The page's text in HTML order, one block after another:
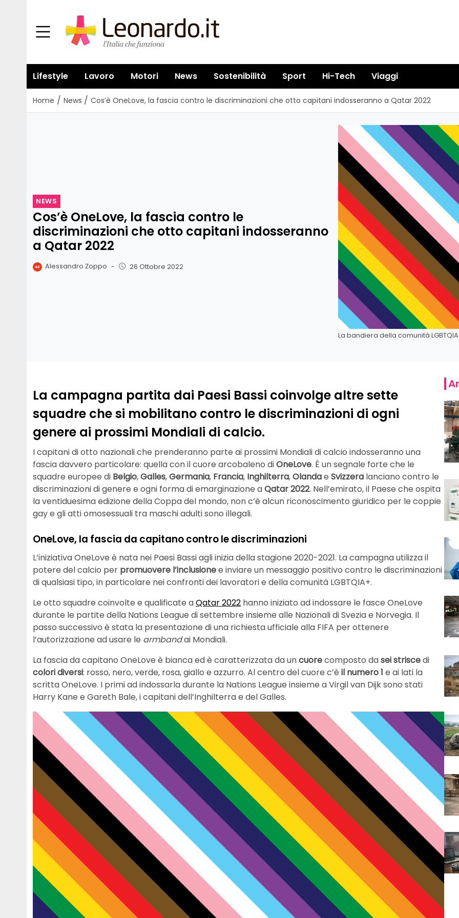
Lifestyle Lavoro Motori News Sostenibilità Sport Hi-Tech Viaggi
Home / News / Cos’è OneLove, la fascia contro le discriminazioni che otto capitani indosseranno a Qatar 2022
NEWS
Cos’è OneLove, la fascia contro le
discriminazioni che otto capitani indosseranno
a Qatar 2022
Alessandro Zoppo - 26 Ottobre 2022
La bandiera della comunità
La campagna partita dai Paesi Bassi coinvolge altre sette
squadre che si mobilitano contro le discriminazioni di ogni
genere ai prossimi Mondiali di calcio.
I capitani di otto nazionali che prenderanno parte ai prossimi Mondiali di calcio indosseranno una
fascia davvero particolare: quella con il cuore arcobaleno diOneLove. È un segnale forte che le
squadre europee di Belgio,Galles,Germania, Francia, Inghilterra,Olandae Svizzera lanciano contro le
discriminazioni di genere e ogni forma di emarginazione aQatar 2022. Nell’emirato, il Paese che ospita
la ventiduesima edizione della Coppa del mondo, non c’è alcun riconoscimento giuridico per le coppie
gay e gli atti omosessuali tra maschi adulti sono illegali.
OneLove, la fascia da capitano contro le discriminazioni
L’iniziativa OneLove è nata nei Paesi Bassi agli inizia della stagione 2020-2021. La campagna utilizza il
potere del calcio per promuovere l’inclusionee inviare un messaggio positivo contro le discriminazioni
di qualsiasi tipo, in particolare nei confronti dei lavoratori e della comunità LGBTQIA+.
Le otto squadre coinvolte e qualificate aQatar 2022 hanno iniziato ad indossare le fasce OneLove
durante le partite della Nations League di settembre insieme alle Nazionali di Svezia e Norvegia. Il
passo successivo è stata la presentazione di una richiesta ufficiale alla FIFA per ottenere
l’autorizzazione ad usare le armbandai Mondiali.
La fascia da capitano OneLove è bianca ed è caratterizzata da uncuorecomposto dasei striscedi
colori diversi: rosso, nero, verde, rosa, giallo e azzurro. Al centro del cuore c’è il numero 1 e ai lati la
scritta OneLove. I primi ad indossarla durante la Nations League insieme a Virgil van Dijk sono stati
Harry Kane e Gareth Bale, i capitani dell’Inghilterra e del Galles.